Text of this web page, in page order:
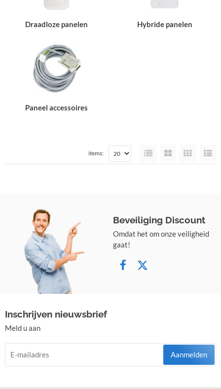
Draadloze panelen Hybride panelen
Paneel accessoires
items:
Beveiliging Discount
Omdat het om onze veiligheid
gaat!
Inschrijven nieuwsbrief
Meld u aan
Aanmelden